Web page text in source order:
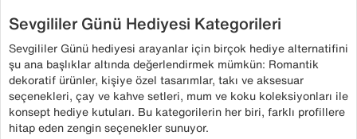
Sevgililer Günü Hediyesi Kategorileri
Sevgililer Günü hediyesi arayanlar için birçok hediye alternatifini
şu ana başlıklar altında değerlendirmek mümkün: Romantik
dekoratif ürünler, kişiye özel tasarımlar, takı ve aksesuar
seçenekleri, çay ve kahve setleri, mum ve koku koleksiyonları ile
konsept hediye kutuları. Bu kategorilerin her biri, farklı profillere
hitap eden zengin seçenekler sunuyor.